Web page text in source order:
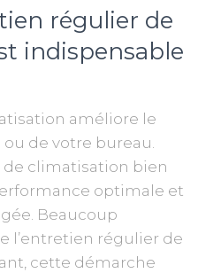
régulier de
indispensable
améliore le
de votre bureau.
de climatisation bien
optimale et
Beaucoup
l’entretien régulier de
cette démarche